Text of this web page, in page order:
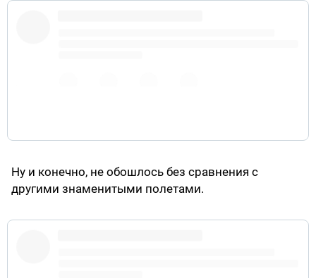
Ну и конечно, не обошлось без сравнения с
другими знаменитыми полетами.